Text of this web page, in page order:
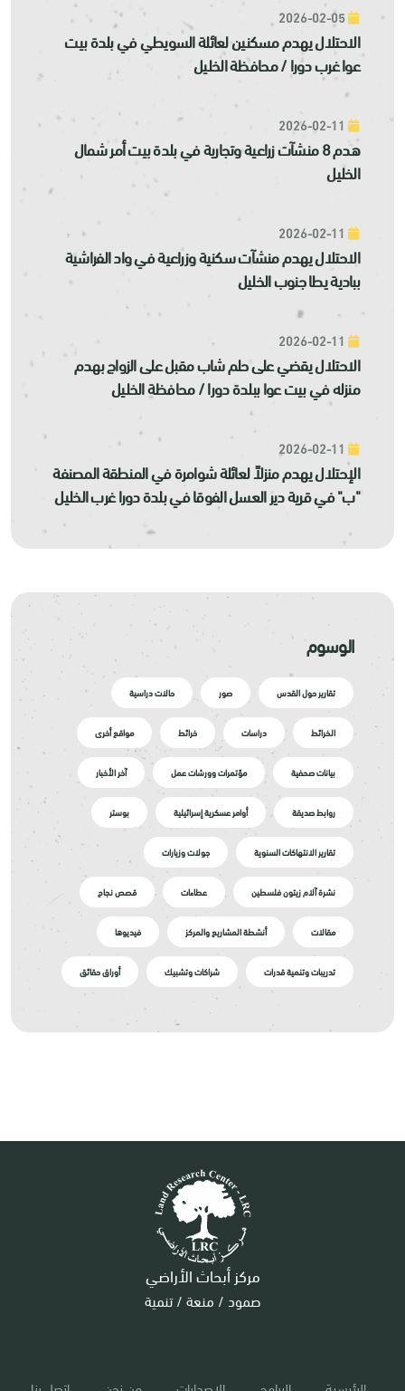
الاحتلال يهدم مسكنين لعائلة السويطي في بلدة بيت
عوا غرب دورا / محافظة الخليل
هدم 8 منشآت زراعية وتجارية في بلدة بيت أمر شمال
الخليل
الاحتلال يهدم منشآت سكنية وزراعية في واد الفراشية
ببادية يطا جنوب الخليل
الاحتلال يقضي على حلم شاب مقبل على الزواج بهدم
منزله في بيت عوا ببلدة دورا / محافظة الخليل
الإحتلال يهدم منزلاً لعائلة شوامرة في المنطقة المصنفة
"ب" في قرية دير العسل الفوقا في بلدة دورا غرب الخليل
الوسوم
تقارير حول القدس صور حالات دراسية
الخرائط دراسات خرائط مواقع أخرى
بيانات صحفية مؤتمرات وورشات عمل آخر الأخبار
روابط صديقة أوامر عسكرية إسرائيلية بوستر
تقارير الانتهاكات السنوية جولات وزيارات
نشرة آلام زيتون فلسطين عطاءات قصص نجاح
مقالات أنشطة المشاريع والمركز فيديوها
تدريبات وتنمية قدرات شراكات وتشبيك أوراق حقائق
مركز أبحاث الأراضي
صمود / منعة / تنمية